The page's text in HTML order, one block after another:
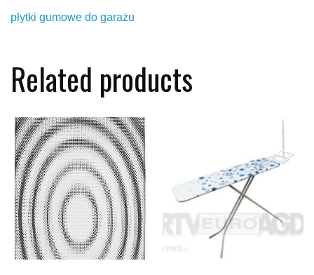
płytki gumowe do garażu
Related products